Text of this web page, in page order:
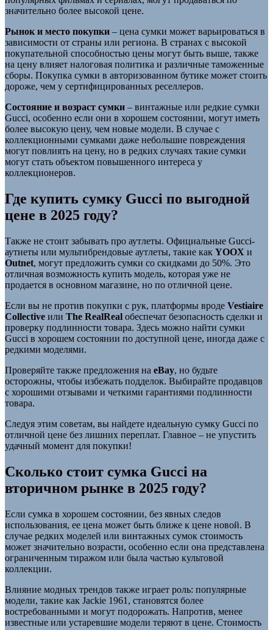
значительно более высокой цене.
Рынок и место покупки – цена сумки может варьироваться в
зависимости от страны или региона. В странах с высокой
покупательной способностью цены могут быть выше, также
на цену влияет налоговая политика и различные таможенные
сборы. Покупка сумки в авторизованном бутике может стоить
дороже, чем у сертифицированных реселлеров.
Состояние и возраст сумки – винтажные или редкие сумки
Gucci, особенно если они в хорошем состоянии, могут иметь
более высокую цену, чем новые модели. В случае с
коллекционными сумками даже небольшие повреждения
могут повлиять на цену, но в редких случаях такие сумки
могут стать объектом повышенного интереса у
коллекционеров.
Где купить сумку Gucci по выгодной
цене в 2025 году?
Также не стоит забывать про аутлеты. Официальные Gucci-
аутиеты или мультибрендовые аутлеты, такие как YOOX и
Outnet, могут предложить сумки со скидками до 50%. Это
отличная возможность купить модель, которая уже не
продается в основном магазине, но по отличной цене.
Если вы не против покупки с рук, платформы вроде Vestiaire
Collective или The RealReal обеспечат безопасность сделки и
проверку подлинности товара. Здесь можно найти сумки
Gucci в хорошем состоянии по доступной цене, иногда даже с
редкими моделями.
Проверяйте также предложения на eBay, но будьте
осторожны, чтобы избежать подделок. Выбирайте продавцов
с хорошими отзывами и четкими гарантиями подлинности
товара.
Следуя этим советам, вы найдете идеальную сумку Gucci по
отличной цене без лишних переплат. Главное – не упустить
удачный момент для покупки!
Сколько стоит сумка Gucci на
вторичном рынке в 2025 году?
Если сумка в хорошем состоянии, без явных следов
использования, ее цена может быть ближе к цене новой. В
случае редких моделей или винтажных сумок стоимость
может значительно возрасти, особенно если она представлена
ограниченным тиражом или была частью культовой
коллекции.
Влияние модных трендов также играет роль: популярные
модели, такие как Jackie 1961, становятся более
востребованными и могут подорожать. Напротив, менее
известные или устаревшие модели теряют в цене. Стоимость